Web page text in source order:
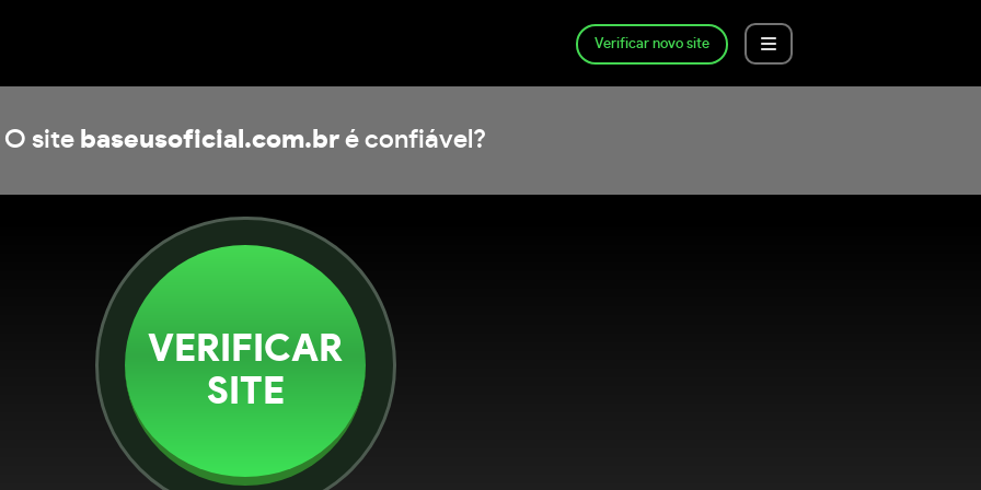
Verificar novo site
O site baseusoficial.com.br é confiável?
VERIFICAR
SITE